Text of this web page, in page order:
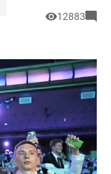
12883